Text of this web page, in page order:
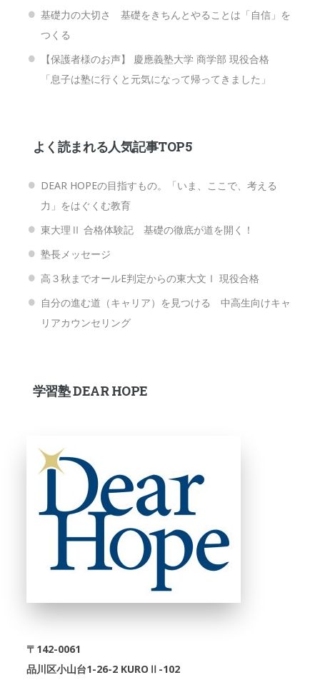
基礎力の大切さ 基礎をきちんとやることは「自信」を
つくる
【保護者様のお声】 慶應義塾大学 商学部 現役合格
「息子は塾に行くと元気になって帰ってきました」
よく読まれる人気記事TOP5
DEAR HOPEの目指すもの。「いま、ここで、考える
力」をはぐくむ教育
東大理Ⅱ 合格体験記 基礎の徹底が道を開く！
塾長メッセージ
高３秋までオールE判定からの東大文Ⅰ 現役合格
自分の進む道（キャリア）を見つける 中高生向けキャ
リアカウンセリング
学習塾 DEAR HOPE
〒142-0061
品川区小山台1-26-2 KUROⅡ-102